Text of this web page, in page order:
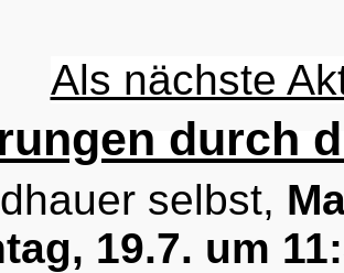
Als nächste
durch
selbst,
19.7. um